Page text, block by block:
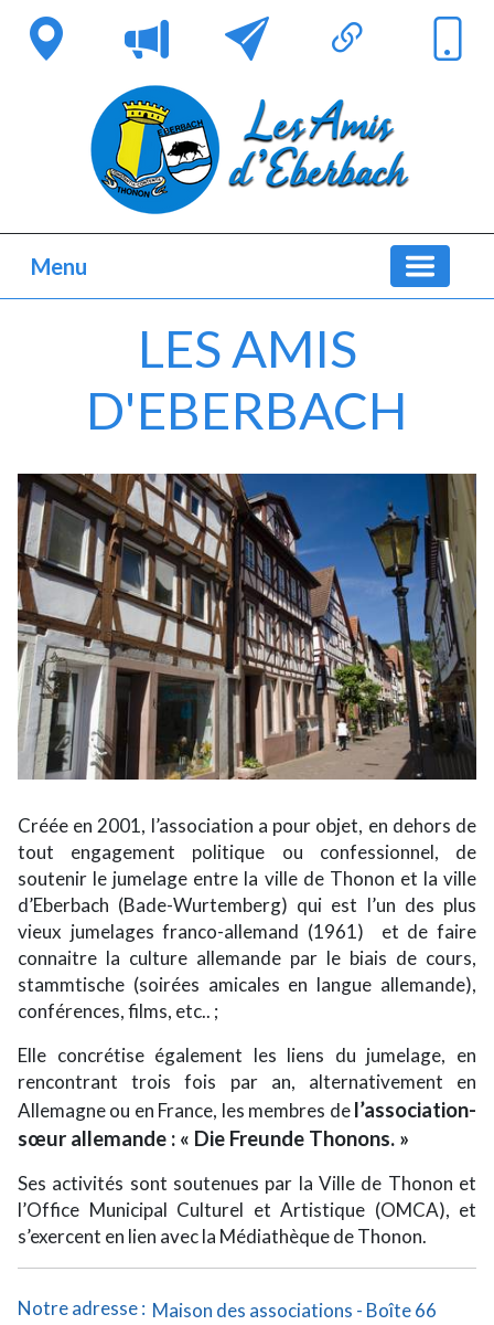
Menu
LES AMIS
D'EBERBACH
Créée en 2001, l’association a pour objet, en dehors de
tout engagement politique ou confessionnel, de
soutenir le jumelage entre la ville de Thonon et la ville
d’Eberbach (Bade-Wurtemberg) qui est l’un des plus
vieux jumelages franco-allemand (1961) et de faire
connaitre la culture allemande par le biais de cours,
stammtische (soirées amicales en langue allemande),
conférences, films, etc.. ;
Elle concrétise également les liens du jumelage, en
rencontrant trois fois par an, alternativement en
Allemagne ou en France, les membres del’association-
sœur allemande : « Die Freunde Thonons. »
Ses activités sont soutenues par la Ville de Thonon et
l’Office Municipal Culturel et Artistique (OMCA), et
s’exercent en lien avec la Médiathèque de Thonon.
Notre adresse : Maison des associations - Boîte 66